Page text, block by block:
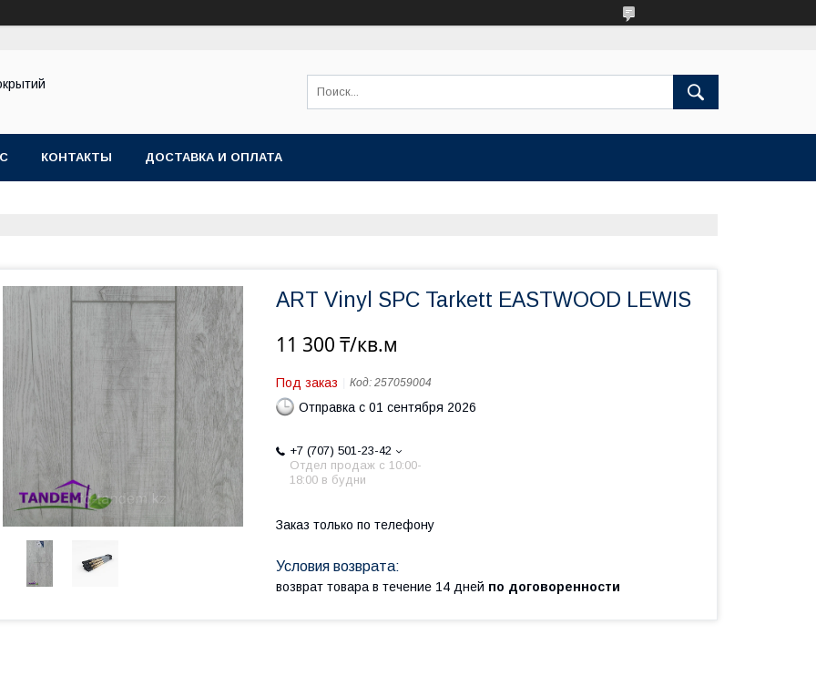
КОНТАКТЫ ДОСТАВКА И ОПЛАТА
ART Vinyl SPC Tarkett EASTWOOD LEWIS
11 300 ₸/кв.м
Под заказ Код: 257059004
Отправка с 01 сентября 2026
+7 (707) 501-23-42
Отдел продаж c 10:00-
18:00 в будни
Заказ только по телефону
возврат товара в течение 14 дней по договоренности